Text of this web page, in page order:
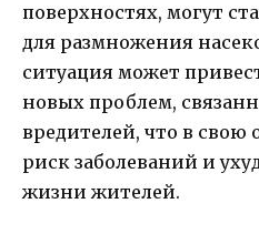
поверхностях, могут
для размножения
ситуация может
новых проблем,
вредителей, что в свою
риск заболеваний и
жизни жителей.